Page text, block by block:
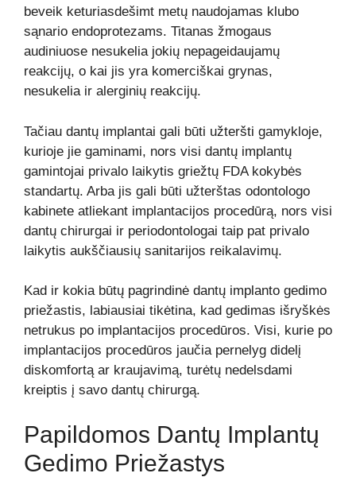
beveik keturiasdešimt metų naudojamas klubo
sąnario endoprotezams. Titanas žmogaus
audiniuose nesukelia jokių nepageidaujamų
reakcijų, o kai jis yra komerciškai grynas,
nesukelia ir alerginių reakcijų.
Tačiau dantų implantai gali būti užteršti gamykloje,
kurioje jie gaminami, nors visi dantų implantų
gamintojai privalo laikytis griežtų FDA kokybės
standartų. Arba jis gali būti užterštas odontologo
kabinete atliekant implantacijos procedūrą, nors visi
dantų chirurgai ir periodontologai taip pat privalo
laikytis aukščiausių sanitarijos reikalavimų.
Kad ir kokia būtų pagrindinė dantų implanto gedimo
priežastis, labiausiai tikėtina, kad gedimas išryškės
netrukus po implantacijos procedūros. Visi, kurie po
implantacijos procedūros jaučia pernelyg didelį
diskomfortą ar kraujavimą, turėtų nedelsdami
kreiptis į savo dantų chirurgą.
Papildomos Dantų Implantų
Gedimo Priežastys